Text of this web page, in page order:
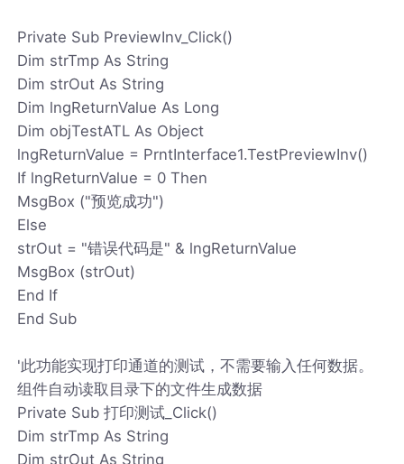
Private Sub PreviewInv_Click()
Dim strTmp As String
Dim strOut As String
Dim lngReturnValue As Long
Dim objTestATL As Object
lngReturnValue = PrntInterface1.TestPreviewInv()
If lngReturnValue = 0 Then
MsgBox ("预览成功")
Else
strOut = "错误代码是" & lngReturnValue
MsgBox (strOut)
End If
End Sub
'此功能实现打印通道的测试，不需要输入任何数据。
组件自动读取目录下的文件生成数据
Private Sub 打印测试_Click()
Dim strTmp As String
Dim strOut As String